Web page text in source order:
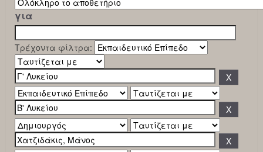
για
Τρέχοντα φίλτρα: